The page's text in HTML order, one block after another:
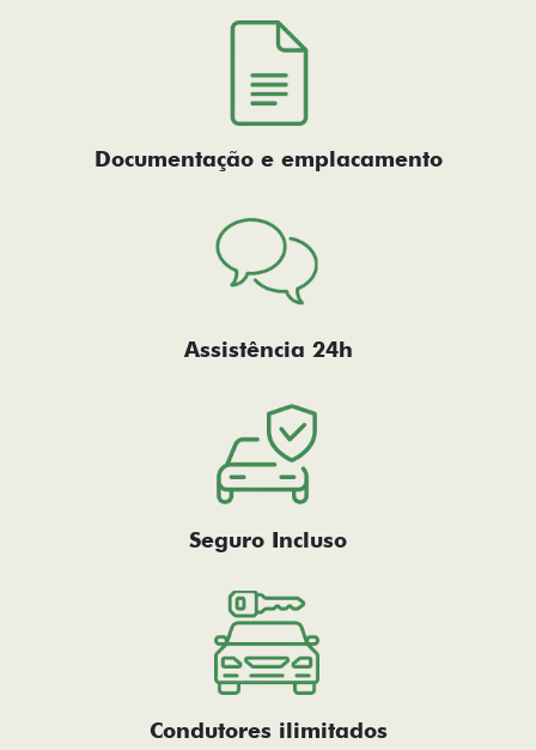
Documentação e emplacamento
Assistência 24h
Seguro Incluso
Condutores ilimitados